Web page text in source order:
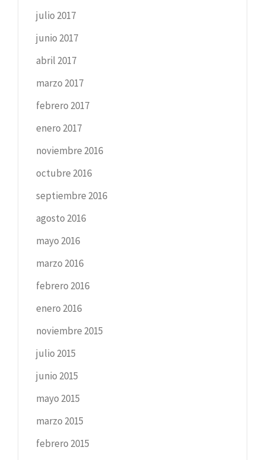
julio 2017
junio 2017
abril 2017
marzo 2017
febrero 2017
enero 2017
noviembre 2016
octubre 2016
septiembre 2016
agosto 2016
mayo 2016
marzo 2016
febrero 2016
enero 2016
noviembre 2015
julio 2015
junio 2015
mayo 2015
marzo 2015
febrero 2015